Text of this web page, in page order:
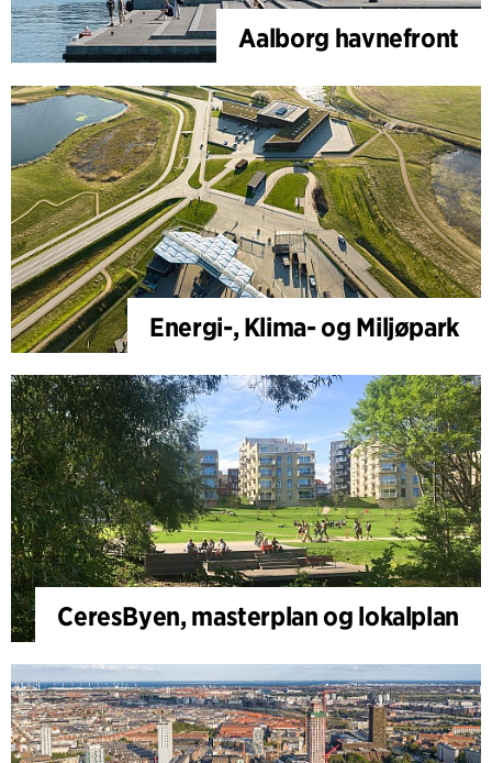
Aalborg havnefront
Energi-, Klima- og Miljøpark
CeresByen, masterplan og lokalplan